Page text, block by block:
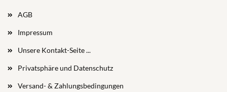
AGB
Impressum
Unsere Kontakt-Seite ...
Privatsphäre und Datenschutz
Versand- & Zahlungsbedingungen